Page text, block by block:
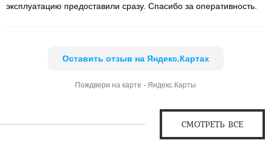
эксплуатацию предоставили сразу. Спасибо за оперативность.
Оставить отзыв на Яндекс.Картах
Пождвери на карте - Яндекс.Карты
СМОТРЕТЬ ВСЕ